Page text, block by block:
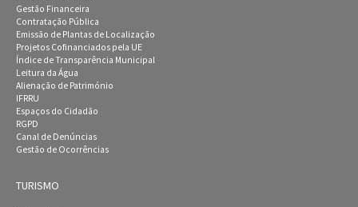
Gestão Financeira
Contratação Pública
Emissão de Plantas de Localização
Projetos Cofinanciados pela UE
Índice de Transparência Municipal
Leitura da Água
Alienação de Património
IFRRU
Espaços do Cidadão
RGPD
Canal de Denúncias
Gestão de Ocorrências
TURISMO